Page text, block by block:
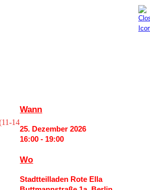
14
Wann
25. Dezember 2026
16:00 - 19:00
Wo
Stadtteilladen Rote Ella